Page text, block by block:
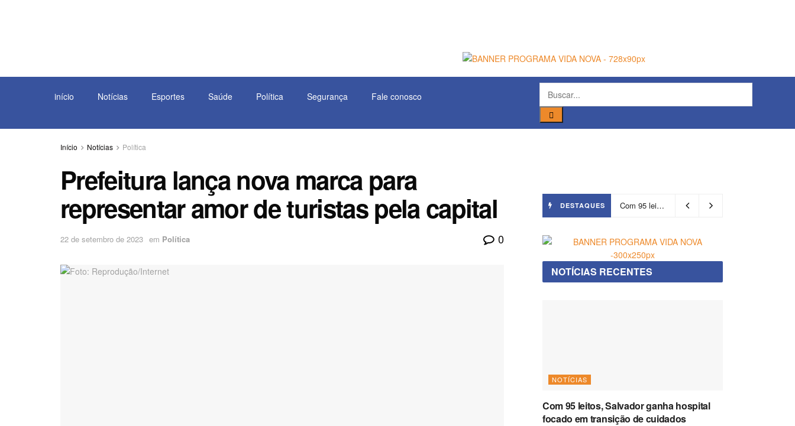
início Notícias Esportes Saúde Política Segurança Fale conosco
Início Notícias Política
Prefeitura lança nova marca para
representar amor de turistas pela capital
22 de setembro de 2023 em Política 0
DESTAQUES Com 95 leitos, Salvador ganha hospital focado em transição de cuidados
NOTÍCIAS RECENTES
NOTÍCIAS
Com 95 leitos, Salvador ganha hospital
focado em transição de cuidados